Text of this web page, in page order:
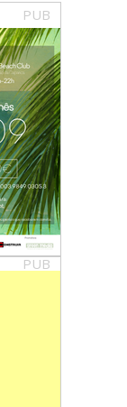
PUB
PUB